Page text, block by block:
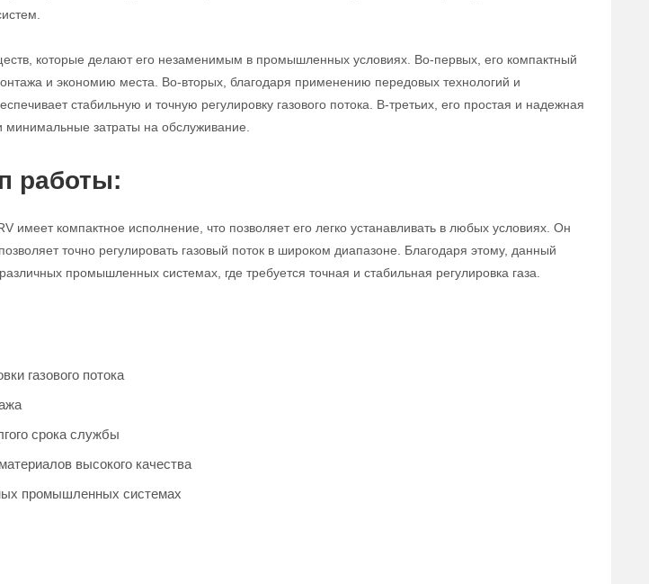
которые делают его незаменимым в промышленных условиях. Во-первых, его компактный
и экономию места. Во-вторых, благодаря применению передовых технологий и
стабильную и точную регулировку газового потока. В-третьих, его простая и надежная
минимальные затраты на обслуживание.
работы:
имеет компактное исполнение, что позволяет его легко устанавливать в любых условиях. Он
точно регулировать газовый поток в широком диапазоне. Благодаря этому, данный
промышленных системах, где требуется точная и стабильная регулировка газа.
газового потока
срока службы
высокого качества
промышленных системах